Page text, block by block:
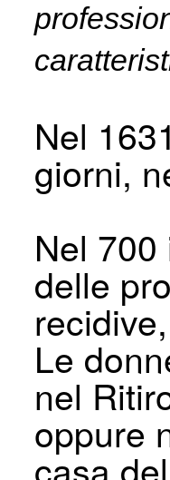
Nel
giorni,
Nel
delle
Le
nel
oppure
casa